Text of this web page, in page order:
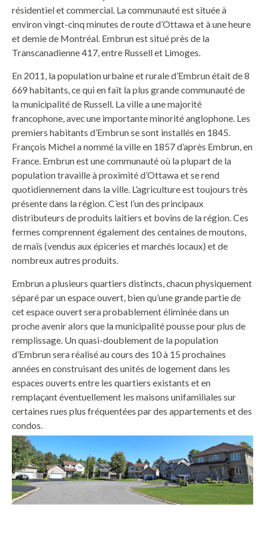
résidentiel et commercial. La communauté est située à
environ vingt-cinq minutes de route d’Ottawa et à une heure
et demie de Montréal. Embrun est situé près de la
Transcanadienne 417, entre Russell et Limoges.
En 2011, la population urbaine et rurale d’Embrun était de 8
669 habitants, ce qui en fait la plus grande communauté de
la municipalité de Russell. La ville a une majorité
francophone, avec une importante minorité anglophone. Les
premiers habitants d’Embrun se sont installés en 1845.
François Michel a nommé la ville en 1857 d’après Embrun, en
France. Embrun est une communauté où la plupart de la
population travaille à proximité d’Ottawa et se rend
quotidiennement dans la ville. L’agriculture est toujours très
présente dans la région. C’est l’un des principaux
distributeurs de produits laitiers et bovins de la région. Ces
fermes comprennent également des centaines de moutons,
de maïs (vendus aux épiceries et marchés locaux) et de
nombreux autres produits.
Embrun a plusieurs quartiers distincts, chacun physiquement
séparé par un espace ouvert, bien qu’une grande partie de
cet espace ouvert sera probablement éliminée dans un
proche avenir alors que la municipalité pousse pour plus de
remplissage. Un quasi-doublement de la population
d’Embrun sera réalisé au cours des 10 à 15 prochaines
années en construisant des unités de logement dans les
espaces ouverts entre les quartiers existants et en
remplaçant éventuellement les maisons unifamiliales sur
certaines rues plus fréquentées par des appartements et des
condos.